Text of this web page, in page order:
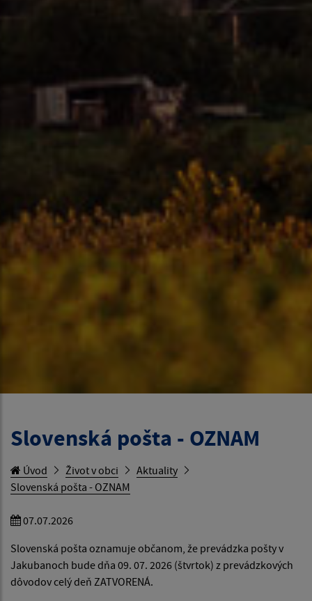
Slovenská pošta - OZNAM
Úvod Život v obci
Aktuality
Slovenská pošta - OZNAM
07.07.2026
Slovenská pošta oznamuje občanom, že prevádzka pošty v
Jakubanoch bude dňa 09. 07. 2026 (štvrtok) z prevádzkových
dôvodov celý deň ZATVORENÁ.